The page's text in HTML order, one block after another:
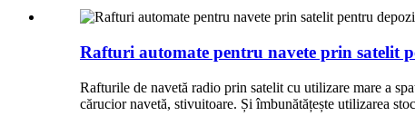
Rafturi automate pentru navete prin satelit
Rafturile de navetă radio prin satelit cu utilizare mare a
cărucior navetă, stivuitoare. Și îmbunătățește utilizarea